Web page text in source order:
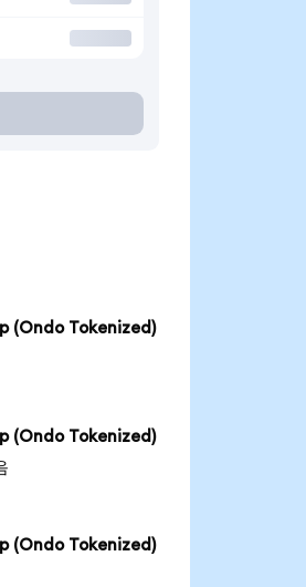
(Ondo Tokenized)
(Ondo Tokenized)
(Ondo Tokenized)